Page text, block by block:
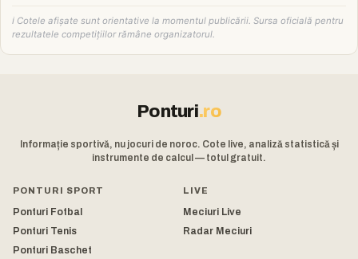
ℹ️ Cotele afișate sunt orientative la momentul publicării. Sursa oficială pentru
rezultatele competițiilor rămâne organizatorul.
Ponturi.ro
Informație sportivă, nu jocuri de noroc. Cote live, analiză statistică și
instrumente de calcul — totul gratuit.
PONTURI SPORT
Ponturi Fotbal
Ponturi Tenis
Ponturi Baschet
LIVE
Meciuri Live
Radar Meciuri